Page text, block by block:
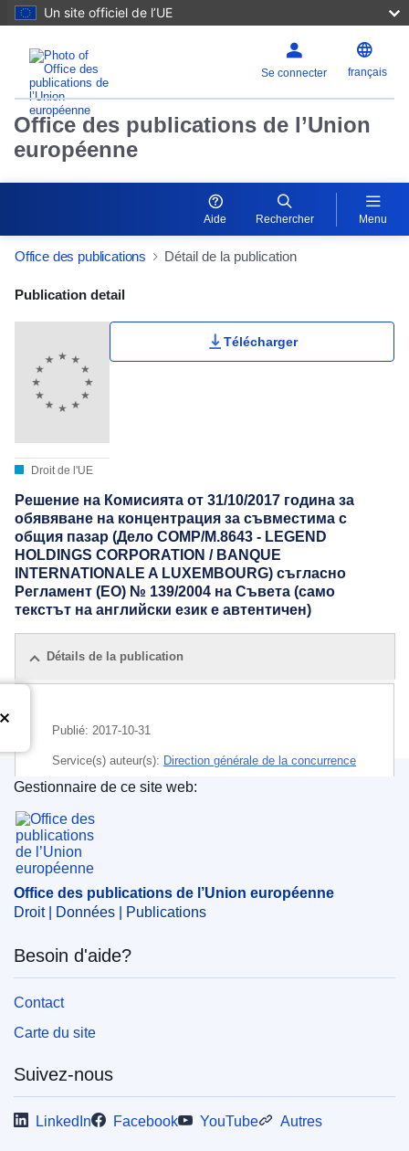
Un site officiel de l’UE
Se connecter français
Office des publications de l’Union
européenne
Aide Rechercher Menu
Office des publications Détail de la publication
Publication Detail Actions Portlet
Publication detail
Droit de l'UE
Télécharger
Решение на Комисията от 31/10/2017 година за
обявяване на концентрация за съвместима с
общия пазар (Дело COMP/M.8643 - LEGEND
HOLDINGS CORPORATION / BANQUE
INTERNATIONALE A LUXEMBOURG) съгласно
Регламент (ЕО) № 139/2004 на Съвета (само
текстът на английски език е автентичен)
Détails de la publication
Publié: 2017-10-31
Service(s) auteur(s): Direction générale de la concurrence
(Commission européenne),
CELEX : 32017M8643
Office des publications de l’Union européenne
Gestionnaire de ce site web:
Office des publications de l’Union européenne
Droit | Données | Publications
Besoin d'aide?
Contact
Carte du site
Suivez-nous
LinkedIn Facebook YouTube Autres